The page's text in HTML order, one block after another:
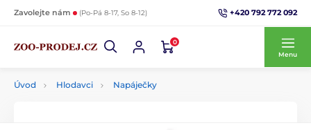
Zavolejte nám (Po-Pá 8-17, So 8-12) +420 792 772 092
0
Menu
Úvod Hlodavci Napáječky